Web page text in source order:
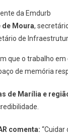
da Emdurb
de Moura,
de
que o trabalho
de memória
de Marília e
comenta: